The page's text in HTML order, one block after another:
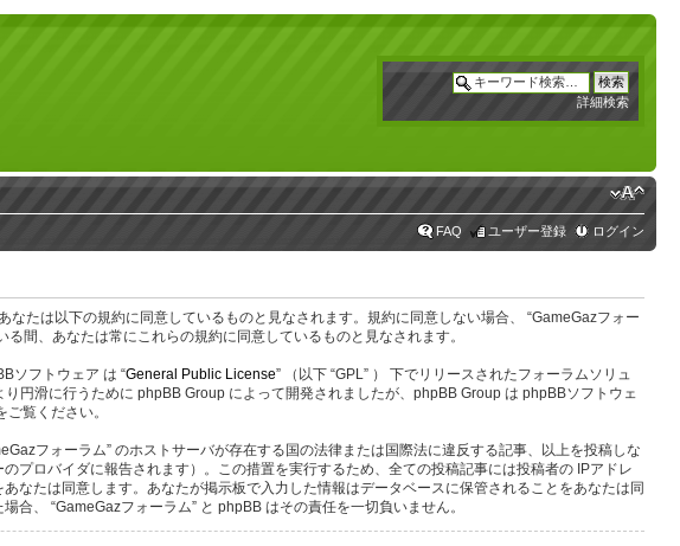
詳細検索
FAQ ユーザー登録 ログイン
なたは以下の規約に同意しているものと見なされます。規約に同意しない場合、 “GameGazフォー
間、あなたは常にこれらの規約に同意しているものと見なされます。
ソフトウェア は “General Public License” （以下 “GPL” ） 下でリリースされたフォーラムソリュ
円滑に行うために phpBB Group によって開発されましたが、phpBB Group は phpBBソフトウェ
ご覧ください。
フォーラム” のホストサーバが存在する国の法律または国際法に違反する記事、以上を投稿しな
プロバイダに報告されます）。この措置を実行するため、全ての投稿記事には投稿者の IPアドレ
なたは同意します。あなたが掲示板で入力した情報はデータベースに保管されることをあなたは同
、 “GameGazフォーラム” と phpBB はその責任を一切負いません。